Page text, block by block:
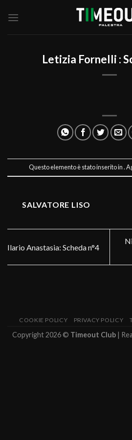
Letizia Fornelli :
Questo elemento è stato inserito in .
SALVATORE LISO
Ilario Anastasia: Scheda n°4
COOKIE POLICY PRIVACY POLICY
Copyright 2026 © Timeout Club |